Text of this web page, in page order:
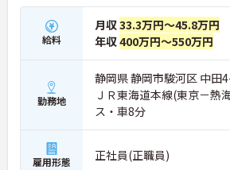
給料
月収33.3万円～45.8万円
年収400万円～550万円
勤務地
静岡県 静岡市駿河区 中田
ＪＲ東海道本線(東京－熱
ス・車8分
雇用形態 正社員(正職員)